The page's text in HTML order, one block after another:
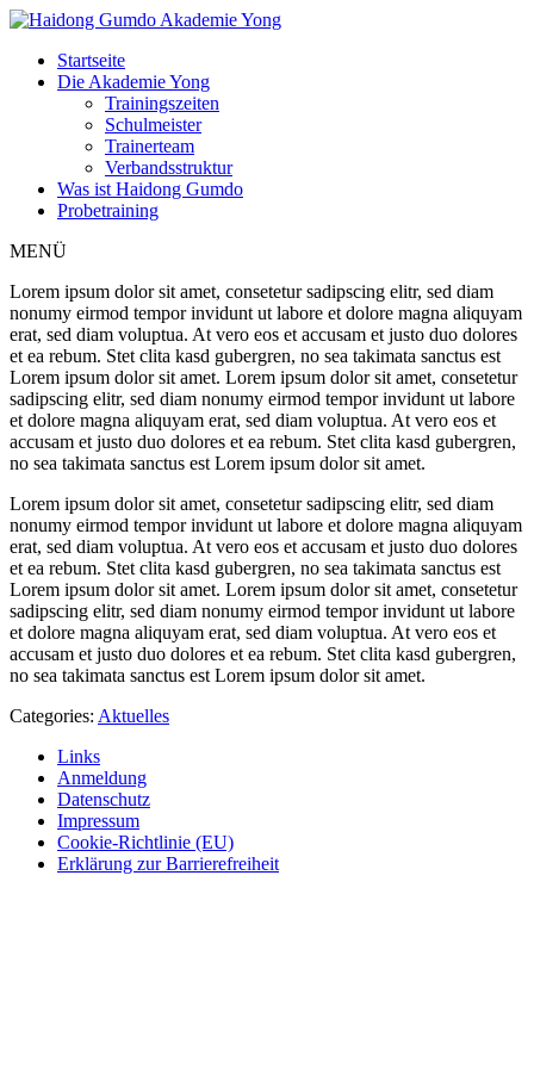
Skip
content
Startseite
Die Akademie Yong
Trainingszeiten
Schulmeister
Trainerteam
Verbandsstruktur
Was ist Haidong Gumdo
Probetraining
MENÜ
Lorem ipsum dolor sit amet, consetetur sadipscing elitr, sed diam
nonumy eirmod tempor invidunt ut labore et dolore magna aliquyam
erat, sed diam voluptua. At vero eos et accusam et justo duo dolores
et ea rebum. Stet clita kasd gubergren, no sea takimata sanctus est
Lorem ipsum dolor sit amet. Lorem ipsum dolor sit amet, consetetur
sadipscing elitr, sed diam nonumy eirmod tempor invidunt ut labore
et dolore magna aliquyam erat, sed diam voluptua. At vero eos et
accusam et justo duo dolores et ea rebum. Stet clita kasd gubergren,
no sea takimata sanctus est Lorem ipsum dolor sit amet.
Lorem ipsum dolor sit amet, consetetur sadipscing elitr, sed diam
nonumy eirmod tempor invidunt ut labore et dolore magna aliquyam
erat, sed diam voluptua. At vero eos et accusam et justo duo dolores
et ea rebum. Stet clita kasd gubergren, no sea takimata sanctus est
Lorem ipsum dolor sit amet. Lorem ipsum dolor sit amet, consetetur
sadipscing elitr, sed diam nonumy eirmod tempor invidunt ut labore
et dolore magna aliquyam erat, sed diam voluptua. At vero eos et
accusam et justo duo dolores et ea rebum. Stet clita kasd gubergren,
no sea takimata sanctus est Lorem ipsum dolor sit amet.
Categories: Aktuelles
Links
Anmeldung
Datenschutz
Impressum
Cookie-Richtlinie (EU)
Erklärung zur Barrierefreiheit